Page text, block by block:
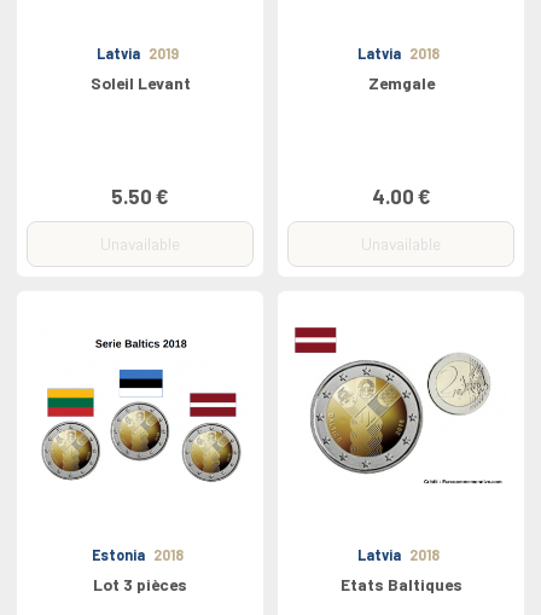
Latvia 2019
Soleil Levant
5.50 €
Unavailable
Latvia 2018
Zemgale
4.00 €
Unavailable
Estonia 2018
Lot 3 pièces
Latvia 2018
Etats Baltiques